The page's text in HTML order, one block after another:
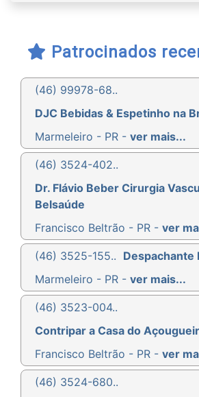
Patrocinados
(46) 99978-68..
DJC Bebidas & Espetinho na
Marmeleiro - PR - ver mais...
(46) 3524-402..
Dr. Flávio Beber Cirurgia
Belsaúde
Francisco Beltrão - PR - ver
(46) 3525-155.. Despachante
Marmeleiro - PR - ver mais...
(46) 3523-004..
Contripar a Casa do
Francisco Beltrão - PR - ver
(46) 3524-680..